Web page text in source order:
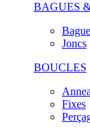
BAGUES
Joncs
BOUCLES
Fixes